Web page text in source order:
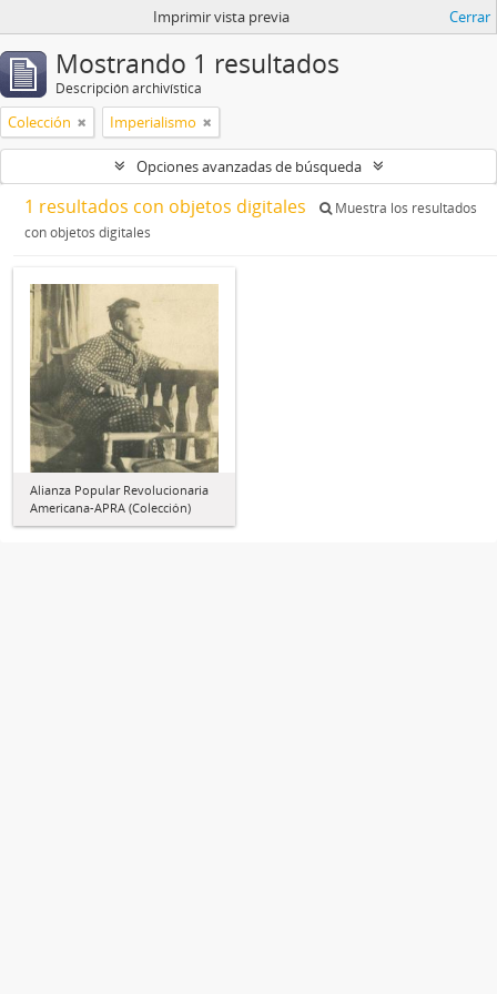
Imprimir vista previa Cerrar
Mostrando 1 resultados
Descripción archivística
Colección Imperialismo
Opciones avanzadas de búsqueda
1 resultados con objetos digitales
Muestra los resultados
con objetos digitales
Alianza Popular Revolucionaria
Americana-APRA (Colección)